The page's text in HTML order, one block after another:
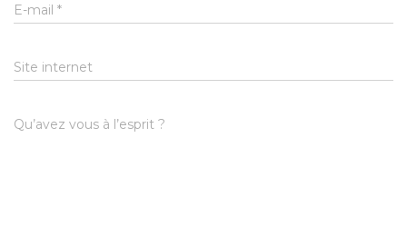
E-mail *
Site internet
Qu’avez vous à l’esprit ?